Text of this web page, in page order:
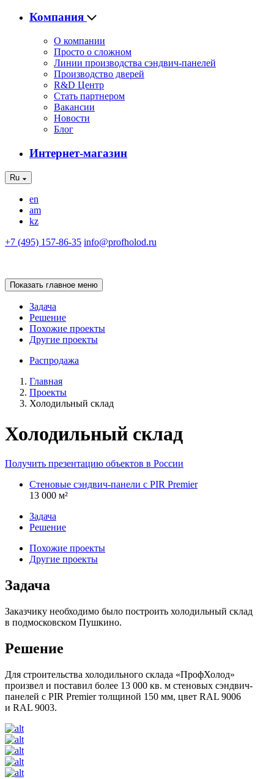
Компания
О компании
Просто о сложном
Линии производства сэндвич-панелей
Производство дверей
R&D Центр
Стать партнером
Вакансии
Новости
Блог
Интернет-магазин
Ru
en
am
kz
+7 (495) 157-86-35 info@profholod.ru
Показать главное меню
Задача
Решение
Похожие проекты
Другие проекты
Распродажа
Главная
Проекты
Холодильный склад
Холодильный склад
Получить презентацию объектов в России
Стеновые сэндвич-панели с PIR Premier
13 000 м²
Задача
Решение
Похожие проекты
Другие проекты
Задача
Заказчику необходимо было построить холодильный склад
в подмосковском Пушкино.
Решение
Для строительства холодильного склада «ПрофХолод»
произвел и поставил более 13 000 кв. м стеновых сэндвич-
панелей c PIR Premier толщиной 150 мм, цвет RAL 9006
и RAL 9003.